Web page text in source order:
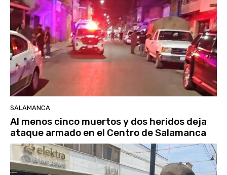
SALAMANCA
Al menos cinco muertos y dos heridos deja
ataque armado en el Centro de Salamanca